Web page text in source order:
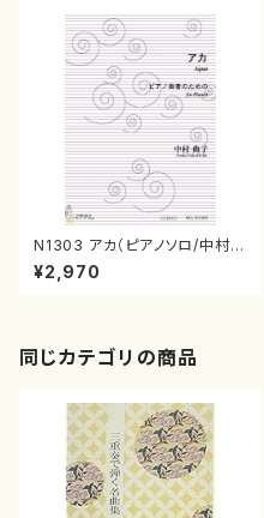
N1303 アカ（ピアノソロ/中村典
子/楽譜）
¥2,970
同じカテゴリの商品